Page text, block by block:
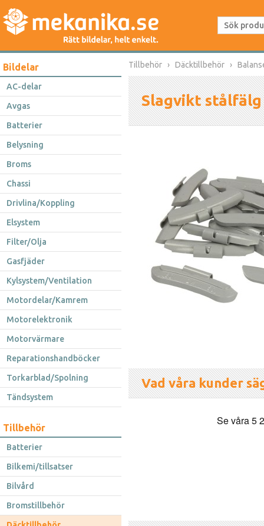
Bildelar
AC-delar
Avgas
Batterier
Belysning
Broms
Chassi
Drivlina/Koppling
Elsystem
Filter/Olja
Gasfjäder
Kylsystem/Ventilation
Motordelar/Kamrem
Motorelektronik
Motorvärmare
Reparationshandböcker
Torkarblad/Spolning
Tändsystem
Tillbehör
Batterier
Bilkemi/tillsatser
Bilvård
Bromstillbehör
Tillbehör Däcktillbehör
Slagvikt stålfälg
Vad våra kunder